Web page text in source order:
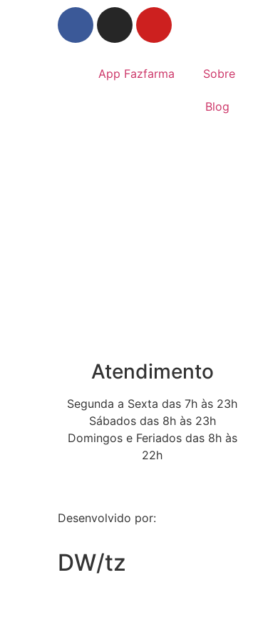
App Fazfarma Sobre
Blog
Atendimento
Segunda a Sexta das 7h às 23h
Sábados das 8h às 23h
Domingos e Feriados das 8h às
22h
Desenvolvido por:
DW/tz